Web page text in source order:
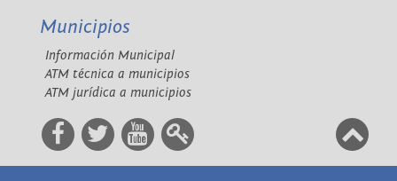
Municipios
Información Municipal
ATM técnica a municipios
ATM jurídica a municipios